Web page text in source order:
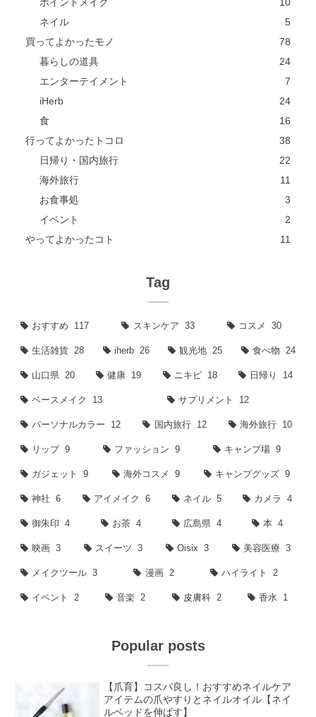
ネイル
5
買ってよかったモノ
78
暮らしの道具
24
エンターテイメント
7
iHerb
24
食
16
行ってよかったトコロ
38
日帰り・国内旅行
22
海外旅行
11
お食事処
3
イベント
2
やってよかったコト
11
Tag
おすすめ 117 スキンケア 33 コスメ 30
生活雑貨 28 iherb 26 観光地 25 食べ物 24
山口県 20 健康 19 ニキビ 18 日帰り 14
ベースメイク 13 サプリメント 12
パーソナルカラー 12 国内旅行 12 海外旅行 10
リップ 9 ファッション 9 キャンプ場 9
ガジェット 9 海外コスメ 9 キャンプグッズ 9
神社 6 アイメイク 6 ネイル 5 カメラ 4
御朱印 4 お茶 4 広島県 4 本 4
映画 3 スイーツ 3 Oisix 3 美容医療 3
メイクツール 3 漫画 2 ハイライト 2
イベント 2 音楽 2 皮膚科 2 香水 1
Popular posts
【爪育】コスパ良し！おすすめネイルケア
アイテムの爪やすりとネイルオイル【ネイ
ルベッドを伸ばす】